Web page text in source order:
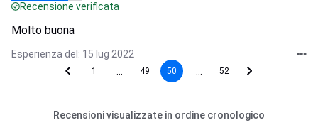
Recensione verificata
Molto buona
Esperienza del: 15 lug 2022
1 49 50 52
Recensioni visualizzate in ordine cronologico